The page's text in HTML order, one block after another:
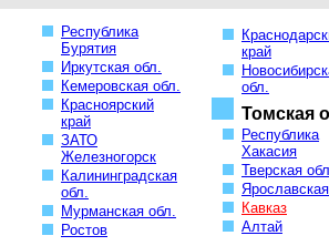
Республика
Бурятия
Иркутская обл.
Кемеровская обл.
Красноярский
край
ЗАТО
Железногорск
Калининградская
обл.
Мурманская обл.
Ростов
край
обл.
Томская
Республика
Хакасия
Тверская
Кавказ
Алтай